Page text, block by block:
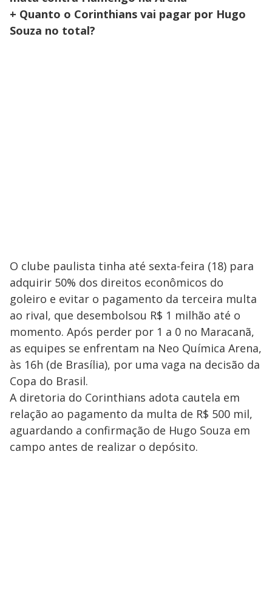
+ Quanto o Corinthians vai pagar por Hugo
Souza no total?
O clube paulista tinha até sexta-feira (18) para
adquirir 50% dos direitos econômicos do
goleiro e evitar o pagamento da terceira multa
ao rival, que desembolsou R$ 1 milhão até o
momento. Após perder por 1 a 0 no Maracanã,
as equipes se enfrentam na Neo Química Arena,
às 16h (de Brasília), por uma vaga na decisão da
Copa do Brasil.
A diretoria do Corinthians adota cautela em
relação ao pagamento da multa de R$ 500 mil,
aguardando a confirmação de Hugo Souza em
campo antes de realizar o depósito.